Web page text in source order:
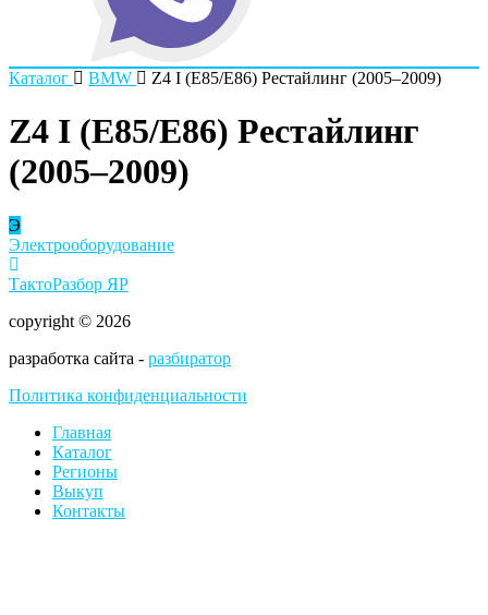
Каталог BMW Z4 I (E85/E86) Рестайлинг (2005–2009)
Z4 I (E85/E86) Рестайлинг
(2005–2009)
Э
Электрооборудование
ТактоРазбор ЯР
copyright © 2026
разработка сайта - разбиратор
Политика конфиденциальности
Главная
Каталог
Регионы
Выкуп
Контакты